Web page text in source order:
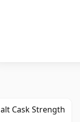
Cask Strength